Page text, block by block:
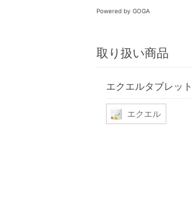
Powered by GOGA
取り扱い商品
エクエルタブレット
エクエル